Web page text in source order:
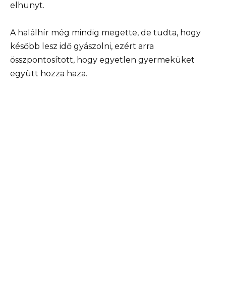
elhunyt.
A halálhír még mindig megette, de tudta, hogy
később lesz idő gyászolni, ezért arra
összpontosított, hogy egyetlen gyermeküket
együtt hozza haza.